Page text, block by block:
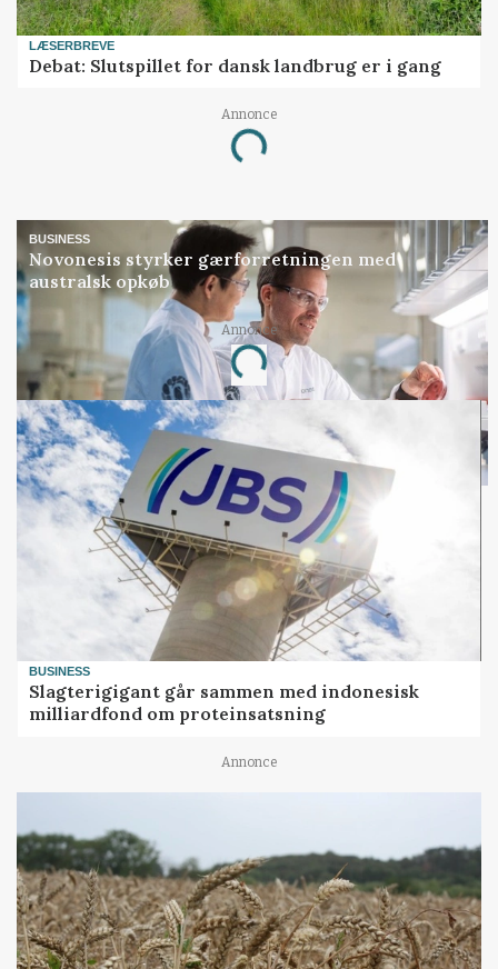
LÆSERBREVE
Debat: Slutspillet for dansk landbrug er i gang
Annonce
Loading...
BUSINESS
Novonesis styrker gærforretningen med
australsk opkøb
Annonce
Loading...
BUSINESS
Slagterigigant går sammen med indonesisk
milliardfond om proteinsatsning
Annonce